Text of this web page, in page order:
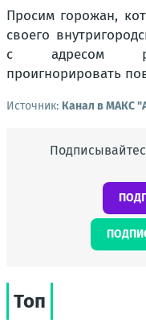
Просим горожан,
своего
с адресом
проигнорировать
Источник: Канал в МАКС
Топ